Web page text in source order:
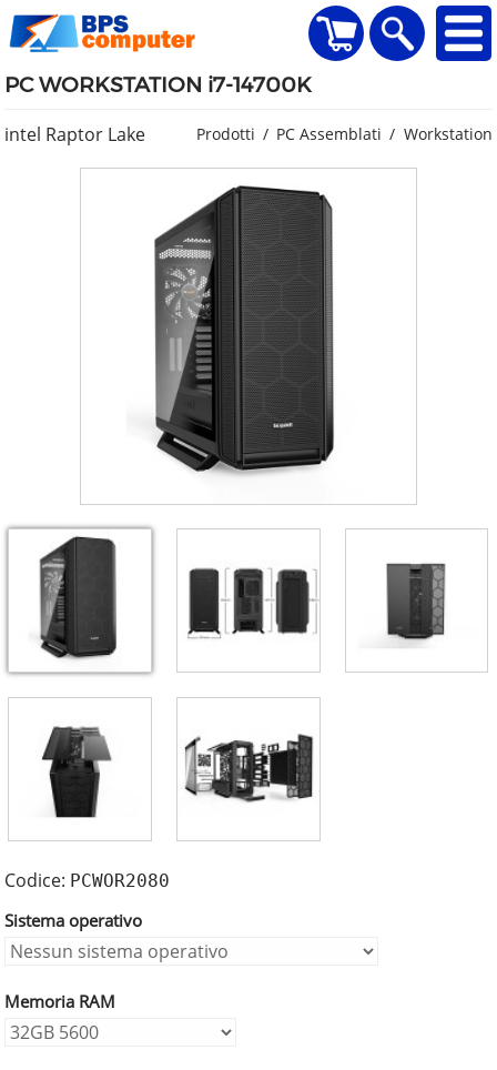
PC WORKSTATION i7-14700K
intel Raptor Lake Prodotti PC Assemblati Workstation
Codice: PCWOR2080
Sistema operativo
Memoria RAM
home Visualizza il
Ricerca